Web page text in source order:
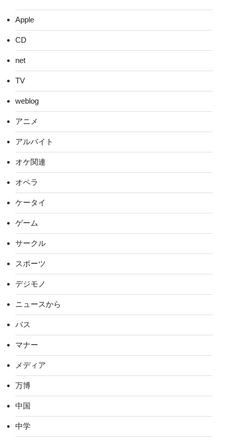
Apple
CD
net
TV
weblog
アニメ
アルバイト
オケ関連
オペラ
ケータイ
ゲーム
サークル
スポーツ
デジモノ
ニュースから
バス
マナー
メディア
万博
中国
中学